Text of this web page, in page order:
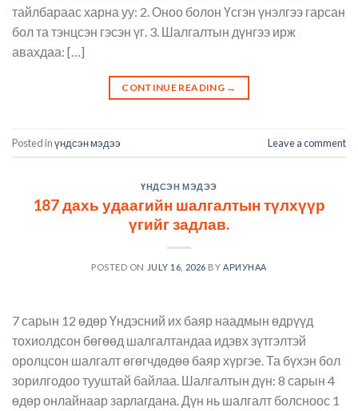
тайлбараас харна уу: 2. Оноо болон Үсгэн үнэлгээ гарсан
бол та тэнцсэн гэсэн үг. 3. Шалгалтын дүнгээ ирж
авахдаа: […]
CONTINUE READING →
Posted inүндсэн мэдээ Leave a comment
ҮНДСЭН МЭДЭЭ
187 дахь удаагийн шалгалтын түлхүүр
үгийг задлав.
POSTED ON JULY 16, 2026 BYАРИУНАА
7 сарын 12 өдөр Үндэсний их баяр наадмын өдрүүд
тохиолдсон бөгөөд шалгалтандаа идэвх зүтгэлтэй
оролцсон шалгалт өгөгчдөдөө баяр хүргэе. Та бүхэн бол
зорилгодоо тууштай байлаа. Шалгалтын дүн: 8 сарын 4
өдөр онлайнаар зарлагдана. Дүн нь шалгалт болсноос 1